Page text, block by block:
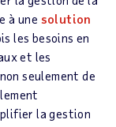
à une solution
les besoins en
et les
seulement de
la gestion